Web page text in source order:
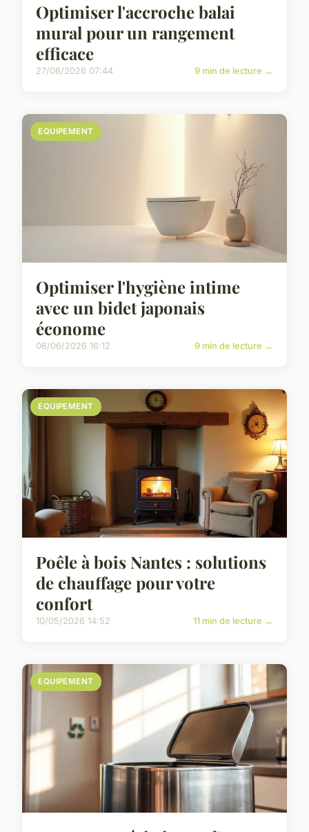
Optimiser l'accroche balai
mural pour un rangement
efficace
27/06/2026 07:44 9 min de lecture →
EQUIPEMENT
Optimiser l'hygiène intime
avec un bidet japonais
économe
06/06/2026 16:12 9 min de lecture →
EQUIPEMENT
Poêle à bois Nantes : solutions
de chauffage pour votre
confort
10/05/2026 14:52 11 min de lecture →
EQUIPEMENT